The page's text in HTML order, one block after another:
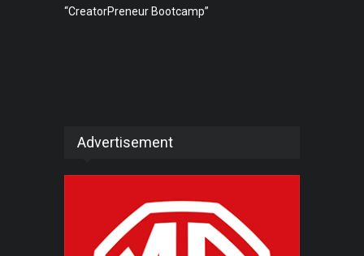
“CreatorPreneur Bootcamp”
Advertisement